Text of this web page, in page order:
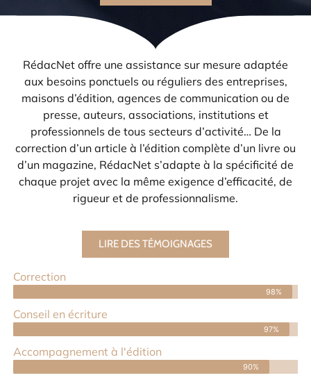
RédacNet offre une assistance sur mesure adaptée
aux besoins ponctuels ou réguliers des entreprises,
maisons d’édition, agences de communication ou de
presse, auteurs, associations, institutions et
professionnels de tous secteurs d’activité… De la
correction d’un article à l’édition complète d’un livre ou
d’un magazine, RédacNet s’adapte à la spécificité de
chaque projet avec la même exigence d’efficacité, de
rigueur et de professionnalisme.
LIRE DES TÉMOIGNAGES
Correction
98%
Conseil en écriture
97%
Accompagnement à l'édition
90%